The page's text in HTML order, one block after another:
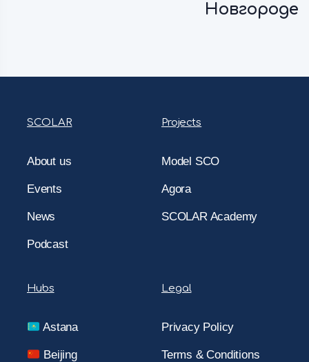
Новгороде
SCOLAR
About us
Events
News
Podcast
Projects
Model SCO
Agora
SCOLAR Academy
Hubs
Astana
Beijing
Legal
Privacy Policy
Terms & Conditions